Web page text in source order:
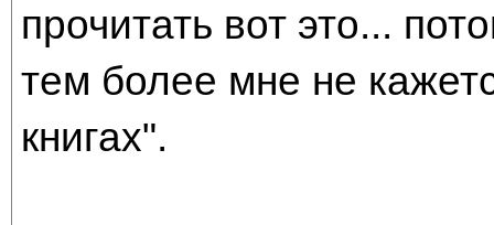
прочитать вот это...
тем более мне не
книгах".